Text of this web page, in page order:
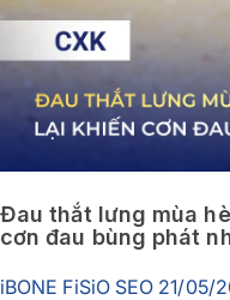
Đau thắt lưng mùa
cơn đau bùng phát
iBONE FiSiO SEO 21/05/